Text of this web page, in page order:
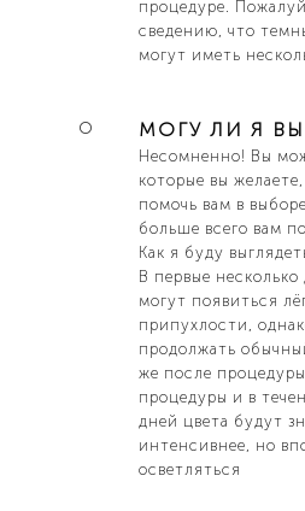
процедуре.
сведению, что
могут иметь
МОГУ ЛИ Я
Несомненно! Вы
которые вы
помочь вам в
больше всего вам
Как я буду
В первые
могут появиться
припухлости,
продолжать
же после
процедуры и в
дней цвета будут
интенсивнее, но
осветляться